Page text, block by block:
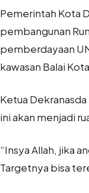
Pemerintah Kota
pembangunan
pemberdayaan
kawasan Balai
Ketua
ini akan menjadi
“Insya Allah, jika
Targetnya bisa